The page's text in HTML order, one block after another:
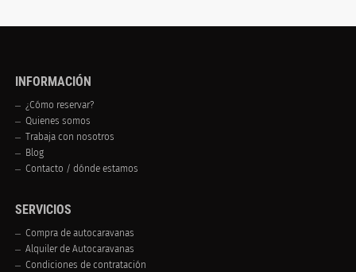
INFORMACIÓN
¿Cómo reservar?
Quienes somos
Trabaja con nosotros
Blog
Contacto / dónde estamos
SERVICIOS
Compra de autocaravanas
Alquiler de Autocaravanas
Condiciones de contratación